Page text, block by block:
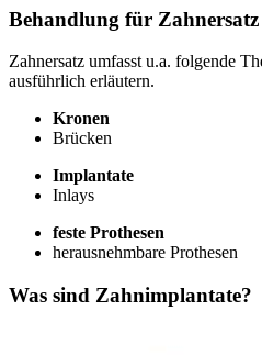
Behandlung für Zahnersatz
Zahnersatz umfasst u.a. folgende
ausführlich erläutern.
Kronen
Brücken
Implantate
Inlays
feste Prothesen
herausnehmbare Prothesen
Was sind Zahnimplantate?